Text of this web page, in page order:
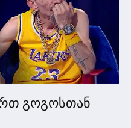
გოგოსთან